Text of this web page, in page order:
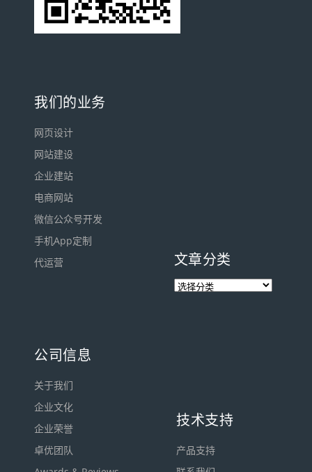
我们的业务
网页设计
网站建设
企业建站
电商网站
微信公众号开发
手机App定制
代运营
文章分类
公司信息
关于我们
企业文化
企业荣誉
卓优团队
技术支持
产品支持